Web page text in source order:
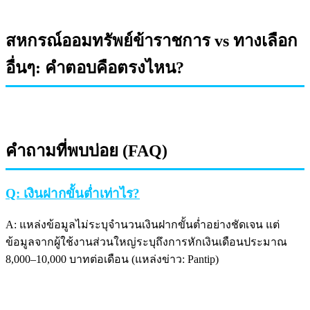
สหกรณ์ออมทรัพย์ข้าราชการ vs ทางเลือก
อื่นๆ: คำตอบคือตรงไหน?
คำถามที่พบบ่อย (FAQ)
Q: เงินฝากขั้นต่ำเท่าไร?
A: แหล่งข้อมูลไม่ระบุจำนวนเงินฝากขั้นต่ำอย่างชัดเจน แต่
ข้อมูลจากผู้ใช้งานส่วนใหญ่ระบุถึงการหักเงินเดือนประมาณ
8,000–10,000 บาทต่อเดือน (แหล่งข่าว: Pantip)